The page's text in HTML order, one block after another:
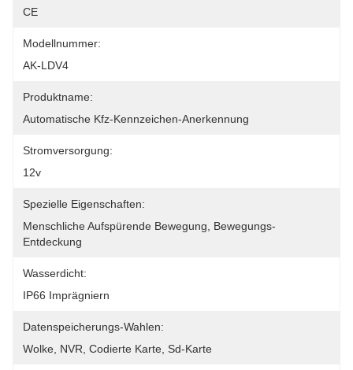
CE
Modellnummer:
AK-LDV4
Produktname:
Automatische Kfz-Kennzeichen-Anerkennung
Stromversorgung:
12v
Spezielle Eigenschaften:
Menschliche Aufspürende Bewegung, Bewegungs-
Entdeckung
Wasserdicht:
IP66 Imprägniern
Datenspeicherungs-Wahlen:
Wolke, NVR, Codierte Karte, Sd-Karte